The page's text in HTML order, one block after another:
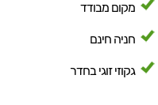
מקום מבודד
חניה חינם
גקוזי זוגי בחדר